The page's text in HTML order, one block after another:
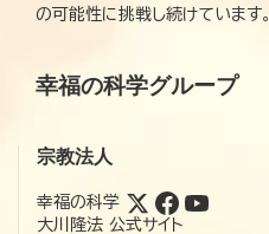
の可能性に挑戦し続けています。
幸福の科学グループ
宗教法人
幸福の科学
大川隆法 公式サイト